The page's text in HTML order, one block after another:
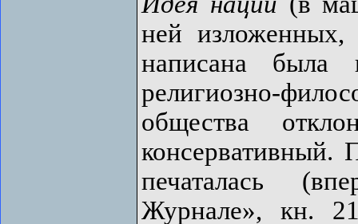
ней
написана была
религиозно-
общества
печаталась
Журнале», кн.